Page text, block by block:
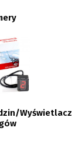
Wyświetlacz